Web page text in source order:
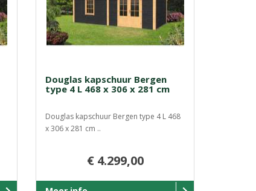
Douglas kapschuur Bergen
type 4 L 468 x 306 x 281 cm
Douglas kapschuur Bergen type 4 L 468
x 306 x 281 cm ..
€ 4.299,00